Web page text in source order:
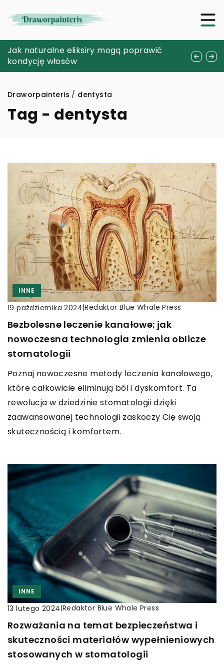
Jak wybrać idealny stół do eleganckiego
wnętrza?
Jak naturalne eliksiry mogą poprawić
kondycję włosów
Symbolika i właściwości różowego kwarcu
w biżuterii
Draworpainteris / dentysta
Tag - dentysta
INNE
19 października 2024|Redaktor Blue Whale Press
Bezbolesne leczenie kanałowe: jak
nowoczesna technologia zmienia oblicze
stomatologii
Poznaj nowoczesne metody leczenia kanałowego,
które całkowicie eliminują ból i dyskomfort. Ta
rewolucja w dziedzinie stomatologii dzięki
zaawansowanej technologii zaskoczy Cię swoją
skutecznością i komfortem.
INNE
13 lutego 2024|Redaktor Blue Whale Press
Rozważania na temat bezpieczeństwa i
skuteczności materiałów wypełnieniowych
stosowanych w stomatologii